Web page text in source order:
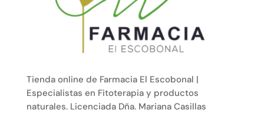
Tienda online de Farmacia El Escobonal |
Especialistas en Fitoterapia y productos
naturales. Licenciada Dña. Mariana Casillas